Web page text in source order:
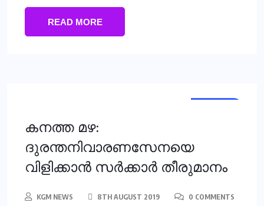
READ MORE
കനത്ത മഴ:
ദുരന്തനിവാരണസേനയെ
വിളിക്കാന്‍ സര്‍ക്കാര്‍ തീരുമാനം
KGM NEWS 8TH AUGUST 2019 0 COMMENTS